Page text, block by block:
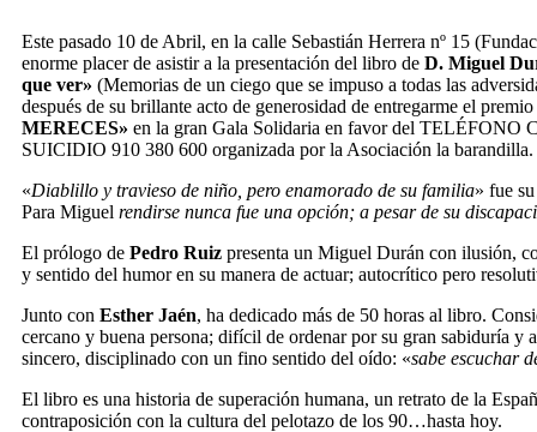
Este pasado 10 de Abril, en la calle Sebastián Herrera nº 15
enorme placer de asistir a la presentación del libro de D. Miguel
que ver» (Memorias de un ciego que se impuso a todas las
después de su brillante acto de generosidad de entregarme el premio
MERECES» en la gran Gala Solidaria en favor del TELÉFONO
SUICIDIO 910 380 600 organizada por la Asociación la barandilla.
«Diablillo y travieso de niño, pero enamorado de su familia» fue
Para Miguel rendirse nunca fue una opción; a pesar de su
El prólogo de Pedro Ruiz presenta un Miguel Durán con ilusión,
y sentido del humor en su manera de actuar; autocrítico pero
Junto con Esther Jaén, ha dedicado más de 50 horas al libro.
cercano y buena persona; difícil de ordenar por su gran sabiduría y
sincero, disciplinado con un fino sentido del oído: «sabe escuchar
El libro es una historia de superación humana, un retrato de la
contraposición con la cultura del pelotazo de los 90…hasta hoy.